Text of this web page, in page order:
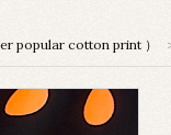
popular cotton print ）